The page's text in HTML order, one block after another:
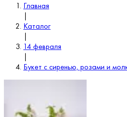
Главная
|
Каталог
|
14 февраля
|
Букет с сиренью, розами и